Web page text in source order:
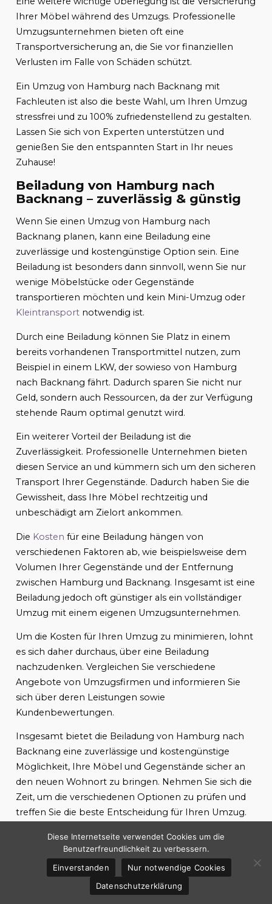
Ihrer Möbel während des Umzugs. Professionelle
Umzugsunternehmen bieten oft eine
Transportversicherung an, die Sie vor finanziellen
Verlusten im Falle von Schäden schützt.
Ein Umzug von Hamburg nach Backnang mit
Fachleuten ist also die beste Wahl, um Ihren Umzug
stressfrei und zu 100% zufriedenstellend zu gestalten.
Lassen Sie sich von Experten unterstützen und
genießen Sie den entspannten Start in Ihr neues
Zuhause!
Beiladung von Hamburg nach
Backnang – zuverlässig & günstig
Wenn Sie einen Umzug von Hamburg nach
Backnang planen, kann eine Beiladung eine
zuverlässige und kostengünstige Option sein. Eine
Beiladung ist besonders dann sinnvoll, wenn Sie nur
wenige Möbelstücke oder Gegenstände
transportieren möchten und kein Mini-Umzug oder
Kleintransportnotwendig ist.
Durch eine Beiladung können Sie Platz in einem
bereits vorhandenen Transportmittel nutzen, zum
Beispiel in einem LKW, der sowieso von Hamburg
nach Backnang fährt. Dadurch sparen Sie nicht nur
Geld, sondern auch Ressourcen, da der zur Verfügung
stehende Raum optimal genutzt wird.
Ein weiterer Vorteil der Beiladung ist die
Zuverlässigkeit. Professionelle Unternehmen bieten
diesen Service an und kümmern sich um den sicheren
Transport Ihrer Gegenstände. Dadurch haben Sie die
Gewissheit, dass Ihre Möbel rechtzeitig und
unbeschädigt am Zielort ankommen.
Die Kosten für eine Beiladung hängen von
verschiedenen Faktoren ab, wie beispielsweise dem
Volumen Ihrer Gegenstände und der Entfernung
zwischen Hamburg und Backnang. Insgesamt ist eine
Beiladung jedoch oft günstiger als ein vollständiger
Umzug mit einem eigenen Umzugsunternehmen.
Um die Kosten für Ihren Umzug zu minimieren, lohnt
es sich daher durchaus, über eine Beiladung
nachzudenken. Vergleichen Sie verschiedene
Angebote von Umzugsfirmen und informieren Sie
sich über deren Leistungen sowie
Kundenbewertungen.
Insgesamt bietet die Beiladung von Hamburg nach
Backnang eine zuverlässige und kostengünstige
Möglichkeit, Ihre Möbel und Gegenstände sicher an
den neuen Wohnort zu bringen. Nehmen Sie sich die
Zeit, um die verschiedenen Optionen zu prüfen und
treffen Sie die beste Entscheidung für Ihren Umzug.
Kosten und Preise für einen Umzug
von Hamburg nach Backnang – 150
Wörter
Wenn Sie einen Umzug von Hamburg nach
Diese Internetseite verwendet Cookies um die
Benutzerfreundlichkeit zu verbessern.
Einverstanden
Nur notwendige Cookies
Datenschutzerklärung